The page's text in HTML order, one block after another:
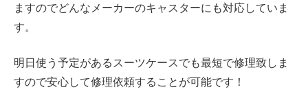
ますのでどんなメーカーのキャスターにも対応していま
す。
明日使う予定があるスーツケースでも最短で修理致しま
すので安心して修理依頼することが可能です！